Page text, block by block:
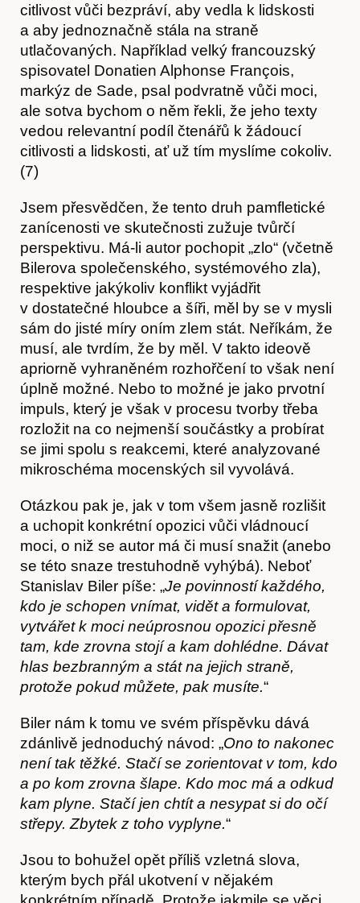
Předplatné
citlivost vůči bezpráví, aby vedla k lidskosti
a aby jednoznačně stála na straně
utlačovaných. Například velký francouzský
spisovatel Donatien Alphonse François,
markýz de Sade, psal podvratně vůči moci,
ale sotva bychom o něm řekli, že jeho texty
vedou relevantní podíl čtenářů k žádoucí
citlivosti a lidskosti, ať už tím myslíme cokoliv.
(7)
Jsem přesvědčen, že tento druh pamfletické
zanícenosti ve skutečnosti zužuje tvůrčí
perspektivu. Má-li autor pochopit „zlo“ (včetně
Bilerova společenského, systémového zla),
respektive jakýkoliv konflikt vyjádřit
v dostatečné hloubce a šíři, měl by se v mysli
sám do jisté míry oním zlem stát. Neříkám, že
musí, ale tvrdím, že by měl. V takto ideově
apriorně vyhraněném rozhořčení to však není
úplně možné. Nebo to možné je jako prvotní
impuls, který je však v procesu tvorby třeba
rozložit na co nejmenší součástky a probírat
se jimi spolu s reakcemi, které analyzované
mikroschéma mocenských sil vyvolává.
Otázkou pak je, jak v tom všem jasně rozlišit
a uchopit konkrétní opozici vůči vládnoucí
moci, o niž se autor má či musí snažit (anebo
se této snaze trestuhodně vyhýbá). Neboť
Stanislav Biler píše: „Je povinností každého,
kdo je schopen vnímat, vidět a formulovat,
vytvářet k moci neúprosnou opozici přesně
tam, kde zrovna stojí a kam dohlédne. Dávat
hlas bezbranným a stát na jejich straně,
protože pokud můžete, pak musíte.“
Biler nám k tomu ve svém příspěvku dává
zdánlivě jednoduchý návod: „Ono to nakonec
není tak těžké. Stačí se zorientovat v tom, kdo
a po kom zrovna šlape. Kdo moc má a odkud
kam plyne. Stačí jen chtít a nesypat si do očí
střepy. Zbytek z toho vyplyne.“
Jsou to bohužel opět příliš vzletná slova,
kterým bych přál ukotvení v nějakém